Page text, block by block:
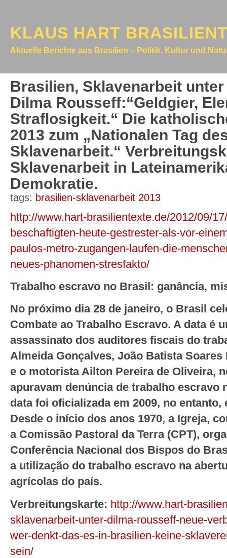
KLAUS HART
Aktuelle Berichte aus Brasilien – Politik, Kultur und
Brasilien, Sklavenarbeit
Dilma Rousseff:“Geldgier,
Straflosigkeit.“ Die
2013 zum „Nationalen Tag
Sklavenarbeit.“
Sklavenarbeit in
Demokratie.
tags: brasilien-sklavenarbeit 2013
http://www.hart-brasilientexte.de/2012/09/
beschaftigten-heute-gestrester-als-vor-
paulos-metro-zugangen-laufen-die-
neues-phanomen-stresfakto/
Trabalho escravo no Brasil: ganância,
No próximo dia 28 de janeiro, o Brasil
Combate ao Trabalho Escravo. A data é
assassinato dos auditores fiscais do
Almeida Gonçalves, João Batista Soares
e o motorista Ailton Pereira de Oliveira,
apuravam denúncia de trabalho escravo
data foi oficializada em 2009, no entanto,
Desde o início dos anos 1970, a Igreja,
a Comissão Pastoral da Terra (CPT),
Conferência Nacional dos Bispos do
a utilização do trabalho escravo na
agrícolas do país.
Verbreitungskarte: http://www.hart-
sklavenarbeit-unter-dilma-rousseff-neue-
wer-denkt-das-es-in-brasilien-keine-
sein/